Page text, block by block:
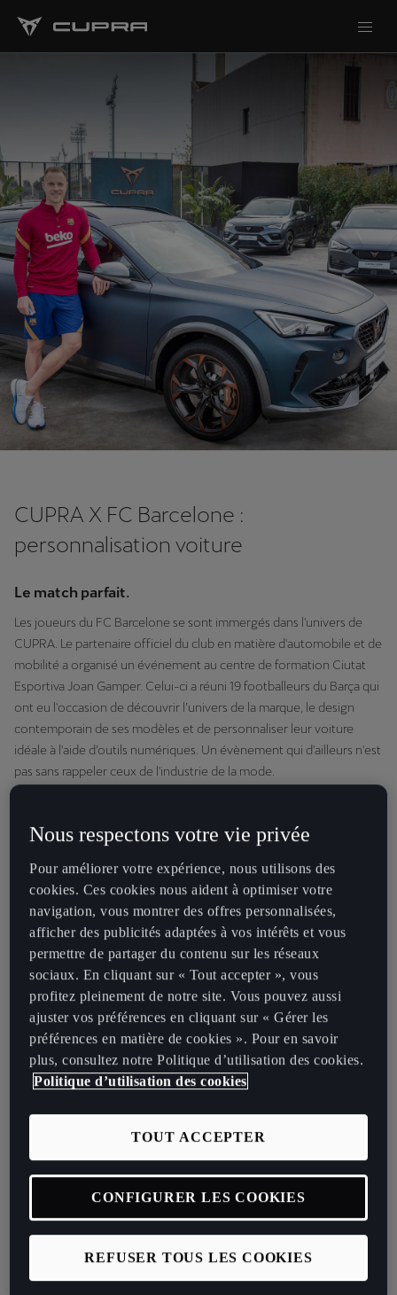
CUPRA X FC Barcelone :
personnalisation voiture
Le match parfait.
Les joueurs du FC Barcelone se sont immergés dans l'univers de
CUPRA. Le partenaire officiel du club en matière d'automobile et de
mobilité a organisé un événement au centre de formation Ciutat
Esportiva Joan Gamper. Celui-ci a réuni 19 footballeurs du Barça qui
ont eu l'occasion de découvrir l’univers de la marque, le design
contemporain de ses modèles et de personnaliser leur voiture
idéale à l'aide d’outils numériques. Un évènement qui d'ailleurs n'est
pas sans rappeler ceux de l'industrie de la mode.
recrues Sergiño Dest et Miralem Pjanic, le milieu de terrain
néerlandais Frenkie de Jong et l'ambassadeur mondial de CUPRA
Marc ter Stegen, comptent parmi les joueurs qui ont visité l'espace
aménagé par la marque dans le centre d'entraînement du club.
CUPRA a présenté l'intégralité de sa gamme de véhicules, avec la
CUPRA Formentor, le premier modèle conçu et développé
exclusivement pour la marque, les deux nouvelles versions 5 portes
et Sportstourer de la CUPRA Leon, ainsi que la CUPRA Ateca.
Les joueurs du Barça
configurent leurs versions
de la CUPRA Formentor,
de la CUPRA Leon et de la
CUPRA Ateca
« CUPRA et le FC Barcelone partagent une vision commune, celle
d'inspirer le monde depuis Barcelone avec un style accrocheur et
un esprit sportif de haut niveau. Notre partenariat mondial vise à
Nous respectons votre vie privée
Pour améliorer votre expérience, nous utilisons des
cookies. Ces cookies nous aident à optimiser votre
navigation, vous montrer des offres personnalisées,
afficher des publicités adaptées à vos intérêts et vous
permettre de partager du contenu sur les réseaux
sociaux. En cliquant sur « Tout accepter », vous
profitez pleinement de notre site. Vous pouvez aussi
ajuster vos préférences en cliquant sur « Gérer les
préférences en matière de cookies ». Pour en savoir
plus, consultez notre Politique d’utilisation des cookies.
Politique d’utilisation des cookies
REFUSER TOUS LES COOKIES
TOUT ACCEPTER
CONFIGURER LES COOKIES